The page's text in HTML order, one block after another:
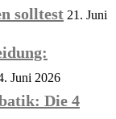
solltest 21. Juni
Juni 2026
Die 4